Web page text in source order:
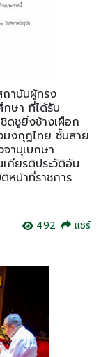
าบันผู้ทรง
ษา ที่ได้รับ
ดชูยิ่งช้างเผือก
มงกุฎไทย ชั้นสาย
านุเบกษา
กียรติประวัติอัน
หน้าที่ราชการ
492
แชร์